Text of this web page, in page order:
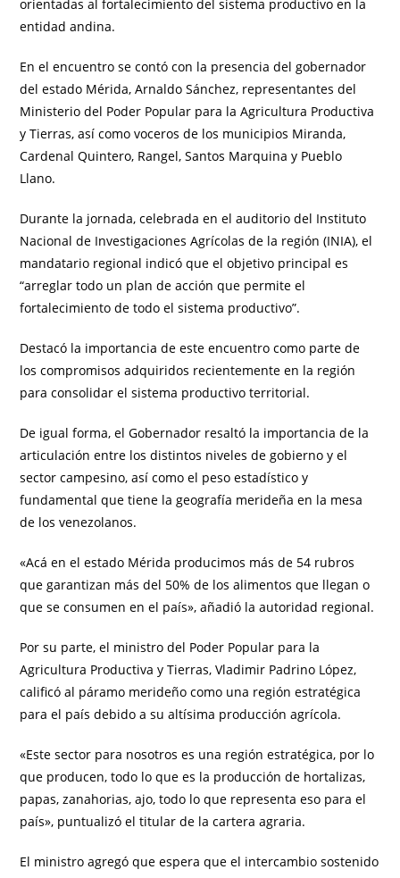
orientadas al fortalecimiento del sistema productivo en la
entidad andina.
En el encuentro se contó con la presencia del gobernador
del estado Mérida, Arnaldo Sánchez, representantes del
Ministerio del Poder Popular para la Agricultura Productiva
y Tierras, así como voceros de los municipios Miranda,
Cardenal Quintero, Rangel, Santos Marquina y Pueblo
Llano.
Durante la jornada, celebrada en el auditorio del Instituto
Nacional de Investigaciones Agrícolas de la región (INIA), el
mandatario regional indicó que el objetivo principal es
“arreglar todo un plan de acción que permite el
fortalecimiento de todo el sistema productivo”.
Destacó la importancia de este encuentro como parte de
los compromisos adquiridos recientemente en la región
para consolidar el sistema productivo territorial.
De igual forma, el Gobernador resaltó la importancia de la
articulación entre los distintos niveles de gobierno y el
sector campesino, así como el peso estadístico y
fundamental que tiene la geografía merideña en la mesa
de los venezolanos.
«Acá en el estado Mérida producimos más de 54 rubros
que garantizan más del 50% de los alimentos que llegan o
que se consumen en el país», añadió la autoridad regional.
Por su parte, el ministro del Poder Popular para la
Agricultura Productiva y Tierras, Vladimir Padrino López,
calificó al páramo merideño como una región estratégica
para el país debido a su altísima producción agrícola.
«Este sector para nosotros es una región estratégica, por lo
que producen, todo lo que es la producción de hortalizas,
papas, zanahorias, ajo, todo lo que representa eso para el
país», puntualizó el titular de la cartera agraria.
El ministro agregó que espera que el intercambio sostenido